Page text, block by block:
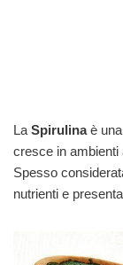
La Spirulinaè una
cresce in ambienti
Spesso
nutrienti e